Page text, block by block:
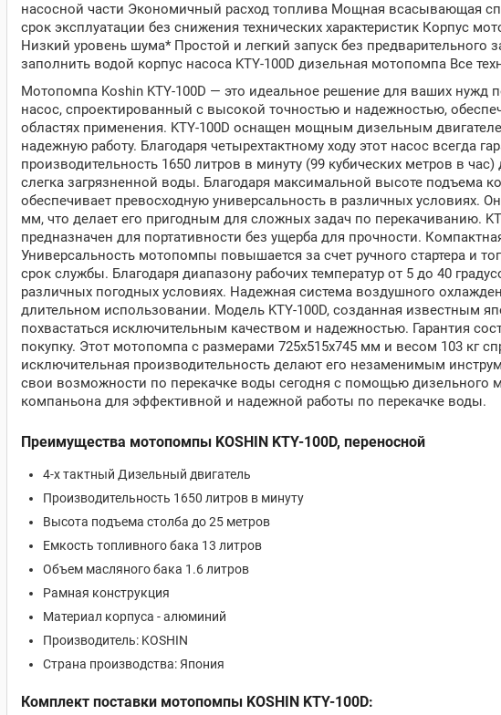
насосной части Экономичный расход топлива Мощная всасывающая
срок эксплуатации без снижения технических характеристик Корпус
Низкий уровень шума* Простой и легкий запуск без
заполнить водой корпус насоса KTY-100D дизельная мотопомпа Все
Мотопомпа Koshin KTY-100D — это идеальное решение для ваших
насос, спроектированный с высокой точностью и надежностью,
областях применения. KTY-100D оснащен мощным дизельным
надежную работу. Благодаря четырехтактному ходу этот насос всегда
производительность 1650 литров в минуту (99 кубических метров в
слегка загрязненной воды. Благодаря максимальной высоте подъема
обеспечивает превосходную универсальность в различных условиях.
мм, что делает его пригодным для сложных задач по перекачиванию.
предназначен для портативности без ущерба для прочности.
Универсальность мотопомпы повышается за счет ручного стартера и
срок службы. Благодаря диапазону рабочих температур от 5 до 40
различных погодных условиях. Надежная система воздушного
длительном использовании. Модель KTY-100D, созданная известным
похвастаться исключительным качеством и надежностью. Гарантия
покупку. Этот мотопомпа с размерами 725x515x745 мм и весом 103 кг
исключительная производительность делают его незаменимым
свои возможности по перекачке воды сегодня с помощью дизельного
компаньона для эффективной и надежной работы по перекачке воды.
Преимущества мотопомпы KOSHIN KTY-100D, переносной
4-х тактный Дизельный двигатель
Производительность 1650 литров в минуту
Высота подъема столба до 25 метров
Емкость топливного бака 13 литров
Объем масляного бака 1.6 литров
Рамная конструкция
Материал корпуса - алюминий
Производитель: KOSHIN
Страна производства: Япония
Комплект поставки мотопомпы KOSHIN KTY-100D: